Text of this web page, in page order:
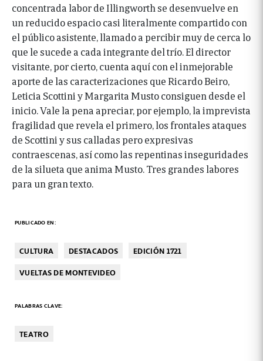
concentrada labor de Illingworth se desenvuelve en
un reducido espacio casi literalmente compartido con
el público asistente, llamado a percibir muy de cerca lo
que le sucede a cada integrante del trío. El director
visitante, por cierto, cuenta aquí con el inmejorable
aporte de las caracterizaciones que Ricardo Beiro,
Leticia Scottini y Margarita Musto consiguen desde el
inicio. Vale la pena apreciar, por ejemplo, la imprevista
fragilidad que revela el primero, los frontales ataques
de Scottini y sus calladas pero expresivas
contraescenas, así como las repentinas inseguridades
de la silueta que anima Musto. Tres grandes labores
para un gran texto.
PUBLICADO EN:
CULTURA DESTACADOS
EDICIÓN 1721
VUELTAS DE MONTEVIDEO
PALABRAS CLAVE:
TEATRO